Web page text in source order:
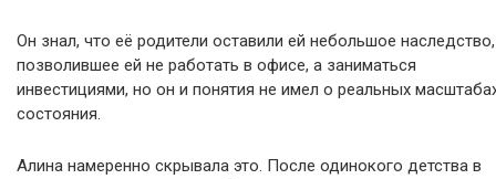
Он знал, что её родители оставили ей небольшое наследство,
позволившее ей не работать в офисе, а заниматься
инвестициями, но он и понятия не имел о реальных
состояния.
Алина намеренно скрывала это. После одинокого детства в